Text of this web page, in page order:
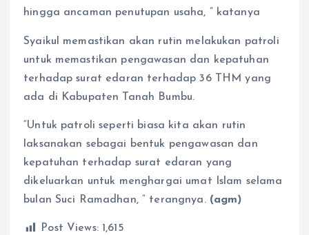
hingga ancaman penutupan usaha, ” katanya
Syaikul memastikan akan rutin melakukan patroli
untuk memastikan pengawasan dan kepatuhan
terhadap surat edaran terhadap 36 THM yang
ada di Kabupaten Tanah Bumbu.
“Untuk patroli seperti biasa kita akan rutin
laksanakan sebagai bentuk pengawasan dan
kepatuhan terhadap surat edaran yang
dikeluarkan untuk menghargai umat Islam selama
bulan Suci Ramadhan, ” terangnya. (agm)
Post Views: 1,615